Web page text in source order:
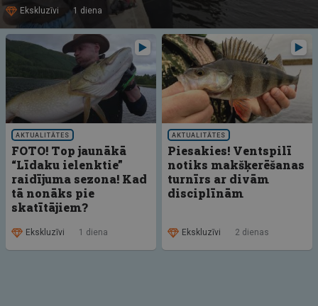
Ekskluzīvi 1 diena
AKTUALITĀTES
FOTO! Top jaunākā
“Līdaku ielenktie”
raidījuma sezona! Kad
tā nonāks pie
skatītājiem?
Ekskluzīvi 1 diena
AKTUALITĀTES
Piesakies! Ventspilī
notiks makšķerēšanas
turnīrs ar divām
disciplīnām
Ekskluzīvi 2 dienas